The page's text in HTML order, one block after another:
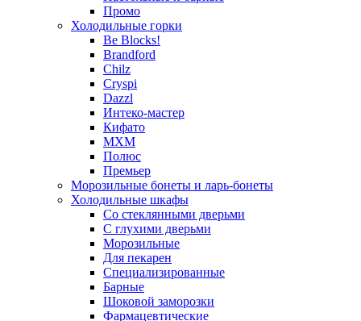
Промо
Холодильные горки
Be Blocks!
Brandford
Chilz
Cryspi
Dazzl
Интеко-мастер
Кифато
МХМ
Полюс
Премьер
Морозильные бонеты и ларь-бонеты
Холодильные шкафы
Со стеклянными дверьми
С глухими дверьми
Морозильные
Для пекарен
Специализированные
Барные
Шоковой заморозки
Фармацевтические